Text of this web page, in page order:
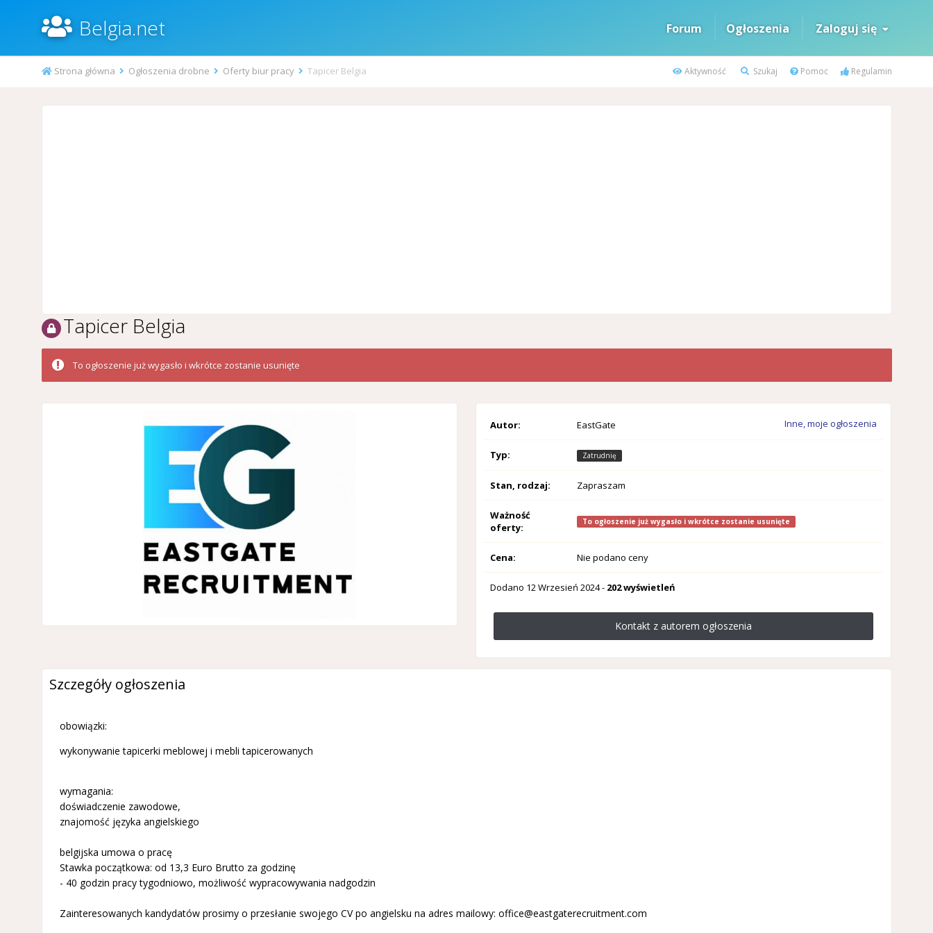
Belgia.net Forum Ogłoszenia Zaloguj się
Aktywność Szukaj Pomoc Regulamin
Strona główna Ogłoszenia drobne Oferty biur pracy Tapicer Belgia
Tapicer Belgia
To ogłoszenie już wygasło i wkrótce zostanie usunięte
Autor: EastGate Inne, moje ogłoszenia
Typ: Zatrudnię
Stan, rodzaj: Zapraszam
Ważność
oferty:
To ogłoszenie już wygasło i wkrótce zostanie usunięte
Cena: Nie podano ceny
Dodano 12 Wrzesień 2024- 202 wyświetleń
Kontakt z autorem ogłoszenia
Szczegóły ogłoszenia
obowiązki:
wykonywanie tapicerki meblowej i mebli tapicerowanych
wymagania:
doświadczenie zawodowe,
znajomość języka angielskiego
belgijska umowa o pracę
Stawka początkowa: od 13,3 Euro Brutto za godzinę
- 40 godzin pracy tygodniowo, możliwość wypracowywania nadgodzin
Zainteresowanych kandydatów prosimy o przesłanie swojego CV po angielsku na adres mailowy: office@eastgaterecruitment.com